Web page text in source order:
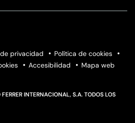
privacidad
Política de cookies
Accesibilidad Mapa web
INTERNACIONAL, S.A. TODOS LOS